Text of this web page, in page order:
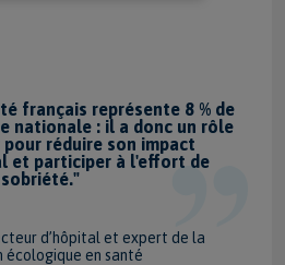
français représente 8 % de
nationale : il a donc un rôle
pour réduire son impact
et participer à l'effort de
sobriété."
d’hôpital et expert de la
écologique en santé